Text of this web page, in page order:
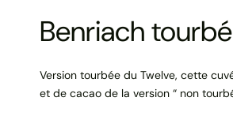
Benriach
Version tourbée du Twelve, cette
et de cacao de la version “ non